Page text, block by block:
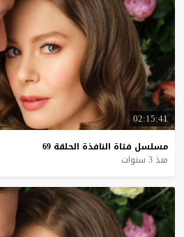
02:15:41
مسلسل فتاة النافذة الحلقة 69
منذ 3 سنوات